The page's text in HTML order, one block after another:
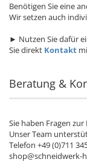
Benötigen Sie eine
Wir setzen auch
► Nutzen Sie dafür
Sie direkt Kontakt
Beratung &
Sie haben Fragen
Unser Team
Telefon +49 (0)711
shop@schneidwerk-